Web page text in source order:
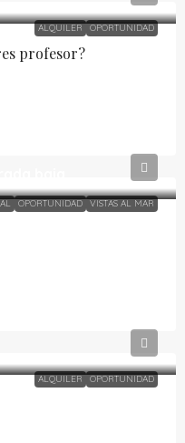
ALQUILER OPORTUNIDAD
profesor?
OPORTUNIDAD VISTAS AL MAR
ALQUILER OPORTUNIDAD